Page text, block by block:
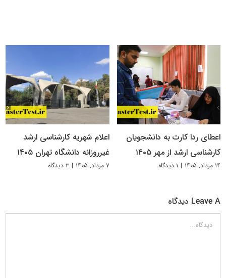
اعطای ردا کارت به دانشجویان
کارشناسی ارشد از مهر ۱۴۰۵
۱۴ مرداد, ۱۴۰۵ | ۱ دیدگاه
اعلام شهریه کارشناسی ارشد
غیرروزانه دانشگاه تهران ۱۴۰۵
۷ مرداد, ۱۴۰۵ | ۳ دیدگاه
Leave A دیدگاه
دیدگاه